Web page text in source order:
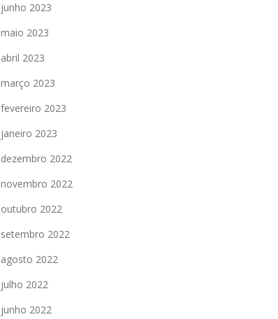
junho 2023
maio 2023
abril 2023
março 2023
fevereiro 2023
janeiro 2023
dezembro 2022
novembro 2022
outubro 2022
setembro 2022
agosto 2022
julho 2022
junho 2022